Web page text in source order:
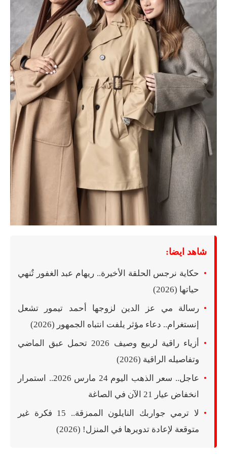
شاهد ايضا:
حكاية نرجس الحلقة الأخيرة.. ريهام عبد الغفور تٌنهي
حياتها (2026)
رسالة مي عز الدين لزوجها أحمد تيمور تشعل
إنستغرام.. دعاء مؤثر يلفت انتباه الجمهور (2026)
أزياء راقية لربيع وصيف 2026 تحمل عبق الماضي
وتفاصيله الراقية (2026)
عاجل.. سعر الذهب اليوم 24 مارس 2026.. استمرار
انخفاض عيار 21 الآن في الصاغة
لا ترمي جواربك النايلون الممزقة.. 15 فكرة غير
متوقعة لإعادة تدويرها في المنزل! (2026)